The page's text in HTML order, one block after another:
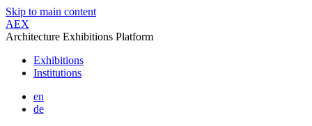
Skip to main content
AEX
Architecture Exhibitions Platform
Exhibitions
Institutions
en
de